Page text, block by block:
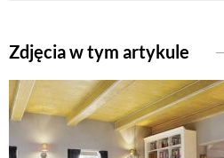
Zdjęcia w tym artykule
NATURALNA
DLA